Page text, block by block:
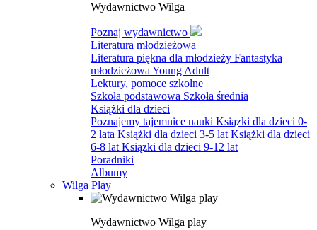
Wydawnictwo Wilga
Poznaj wydawnictwo
Literatura młodzieżowa
Literatura piękna dla młodzieży Fantastyka
młodzieżowa Young Adult
Lektury, pomoce szkolne
Szkoła podstawowa Szkoła średnia
Książki dla dzieci
Poznajemy tajemnice nauki Ksiązki dla dzieci 0-
2 lata Książki dla dzieci 3-5 lat Książki dla dzieci
6-8 lat Ksiązki dla dzieci 9-12 lat
Poradniki
Albumy
Wilga Play
Wydawnictwo Wilga play